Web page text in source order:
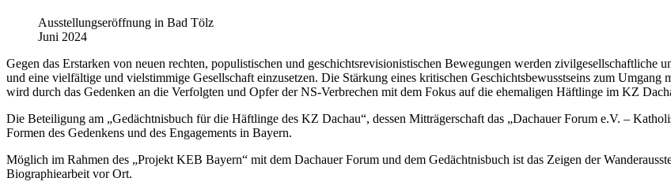
Ausstellungseröffnung in Bad Tölz
Juni 2024
Gegen das Erstarken von neuen rechten, populistischen und geschichtsrevisionistischen Bewegungen werden
und eine vielfältige und vielstimmige Gesellschaft einzusetzen. Die Stärkung eines kritischen Geschichtsbewusstseins zum
wird durch das Gedenken an die Verfolgten und Opfer der NS-Verbrechen mit dem Fokus auf die ehemaligen Häftlinge im KZ
Die Beteiligung am „Gedächtnisbuch für die Häftlinge des KZ Dachau“, dessen Mitträgerschaft das „Dachauer Forum e.V. –
Formen des Gedenkens und des Engagements in Bayern.
Möglich im Rahmen des „Projekt KEB Bayern“ mit dem Dachauer Forum und dem Gedächtnisbuch ist das Zeigen der
Biographiearbeit vor Ort.